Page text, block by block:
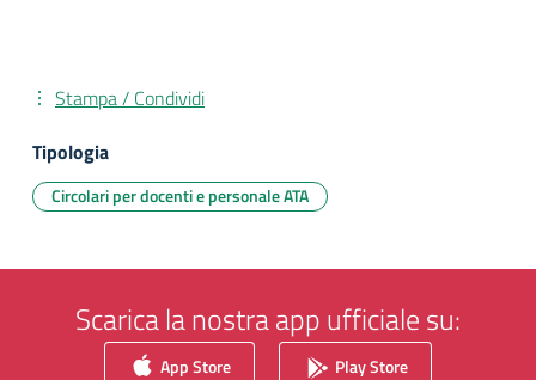
Stampa / Condividi
Tipologia
Circolari per docenti e personale ATA
Scarica la nostra app ufficiale su:
App Store Play Store